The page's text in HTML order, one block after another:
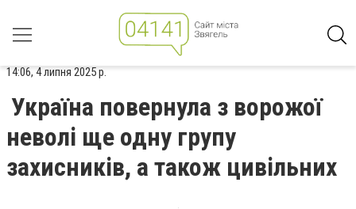
14:06, 4 липня 2025 р.
Україна повернула з ворожої
неволі ще одну групу
захисників, а також цивільних